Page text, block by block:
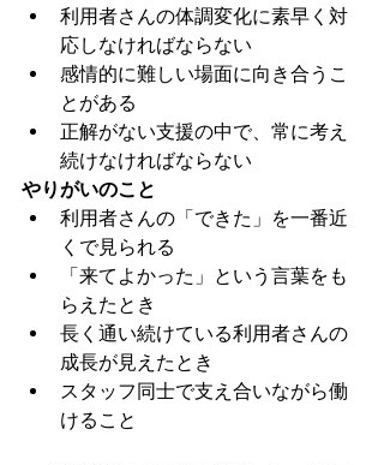
利用者さんの体調変化に素早く対
応しなければならない
感情的に難しい場面に向き合うこ
とがある
正解がない支援の中で、常に考え
続けなければならない
やりがいのこと
利用者さんの「できた」を一番近
くで見られる
「来てよかった」という言葉をも
らえたとき
長く通い続けている利用者さんの
成長が見えたとき
スタッフ同士で支え合いながら働
けること